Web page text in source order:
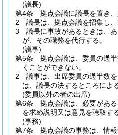
(議長)
第4条
拠点会議に議長を置き、
2
議長は、拠点会議を招集し、
3
議長に事故があるときは、
が、その職務を代行する。
(議事)
第5条
拠点会議は、委員の過
くことができない。
2
議事は、出席委員の過半数
は、議長の決するところによる
(委員以外の者の出席)
第6条
拠点会議は、必要があ
を求め説明又は意見を聴取す
(事務)
第7条
拠点会議の事務は、情